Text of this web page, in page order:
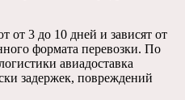
от 3 до 10 дней и зависят от
формата перевозки. По
авиадоставка
задержек, повреждений